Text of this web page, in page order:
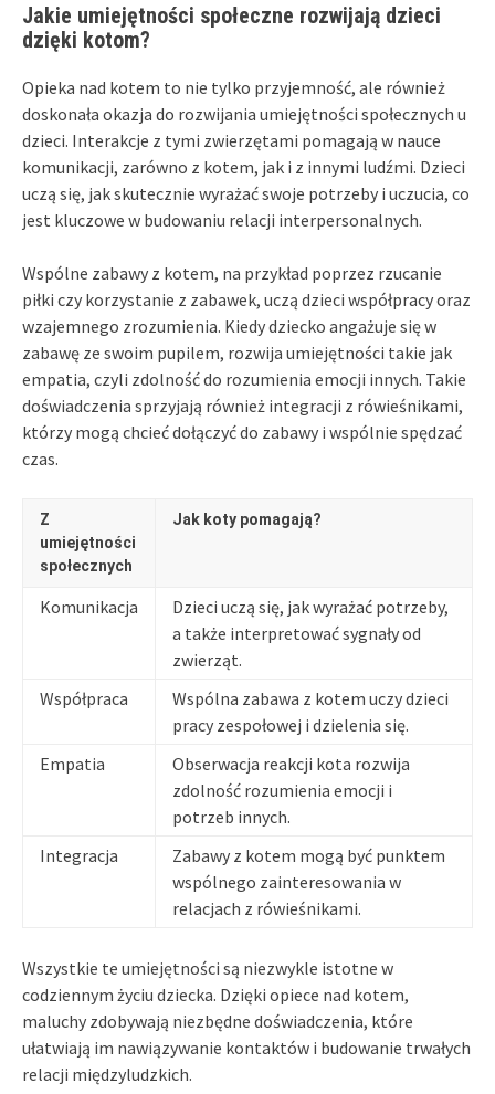
Jakie umiejętności społeczne rozwijają dzieci
dzięki kotom?
Opieka nad kotem to nie tylko przyjemność, ale również
doskonała okazja do rozwijania umiejętności społecznych u
dzieci. Interakcje z tymi zwierzętami pomagają w nauce
komunikacji, zarówno z kotem, jak i z innymi ludźmi. Dzieci
uczą się, jak skutecznie wyrażać swoje potrzeby i uczucia, co
jest kluczowe w budowaniu relacji interpersonalnych.
Wspólne zabawy z kotem, na przykład poprzez rzucanie
piłki czy korzystanie z zabawek, uczą dzieci współpracy oraz
wzajemnego zrozumienia. Kiedy dziecko angażuje się w
zabawę ze swoim pupilem, rozwija umiejętności takie jak
empatia, czyli zdolność do rozumienia emocji innych. Takie
doświadczenia sprzyjają również integracji z rówieśnikami,
którzy mogą chcieć dołączyć do zabawy i wspólnie spędzać
czas.
Z
umiejętności
społecznych
Jak koty pomagają?
Komunikacja
Dzieci uczą się, jak wyrażać potrzeby,
a także interpretować sygnały od
zwierząt.
Współpraca
Wspólna zabawa z kotem uczy dzieci
pracy zespołowej i dzielenia się.
Empatia
Obserwacja reakcji kota rozwija
zdolność rozumienia emocji i
potrzeb innych.
Integracja
Zabawy z kotem mogą być punktem
wspólnego zainteresowania w
relacjach z rówieśnikami.
Wszystkie te umiejętności są niezwykle istotne w
codziennym życiu dziecka. Dzięki opiece nad kotem,
maluchy zdobywają niezbędne doświadczenia, które
ułatwiają im nawiązywanie kontaktów i budowanie trwałych
relacji międzyludzkich.